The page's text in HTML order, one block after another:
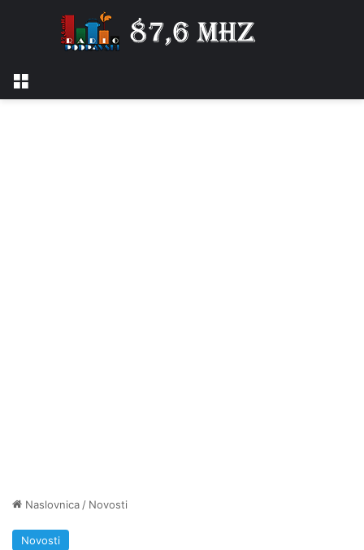
Naslovnica / Novosti
Novosti